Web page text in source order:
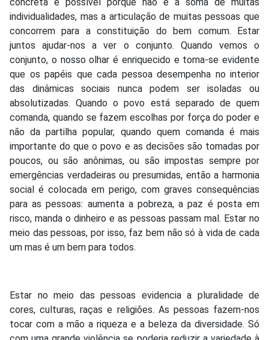
individualidades, mas a articulação de muitas pessoas que
concorrem para a constituição do bem comum. Estar
juntos ajudar-nos a ver o conjunto. Quando vemos o
conjunto, o nosso olhar é enriquecido e torna-se evidente
que os papéis que cada pessoa desempenha no interior
das dinâmicas sociais nunca podem ser isoladas ou
absolutizadas. Quando o povo está separado de quem
comanda, quando se fazem escolhas por força do poder e
não da partilha popular, quando quem comanda é mais
importante do que o povo e as decisões são tomadas por
poucos, ou são anônimas, ou são impostas sempre por
emergências verdadeiras ou presumidas, então a harmonia
social é colocada em perigo, com graves consequências
para as pessoas: aumenta a pobreza, a paz é posta em
risco, manda o dinheiro e as pessoas passam mal. Estar no
meio das pessoas, por isso, faz bem não só à vida de cada
um mas é um bem para todos.
Estar no meio das pessoas evidencia a pluralidade de
cores, culturas, raças e religiões. As pessoas fazem-nos
tocar com a mão a riqueza e a beleza da diversidade. Só